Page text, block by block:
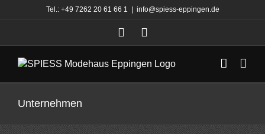
Tel.: +49 7262 20 61 66 1 info@spiess-eppingen.de
Unternehmen